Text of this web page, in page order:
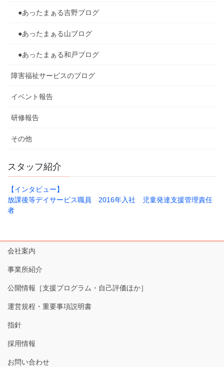
●あったまぁる吉野ブログ
●あったまぁる山ブログ
●あったまぁる和戸ブログ
障害福祉サービスのブログ
イベント報告
研修報告
その他
スタッフ紹介
【インタビュー】
放課後等デイサービス職員 2016年入社 児童発達支援管理責任
者
会社案内
事業所紹介
公開情報［支援プログラム・自己評価ほか］
運営規程・重要事項説明書
指針
採用情報
お問い合わせ